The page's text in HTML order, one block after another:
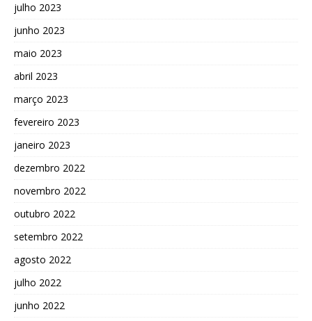
julho 2023
junho 2023
maio 2023
abril 2023
março 2023
fevereiro 2023
janeiro 2023
dezembro 2022
novembro 2022
outubro 2022
setembro 2022
agosto 2022
julho 2022
junho 2022